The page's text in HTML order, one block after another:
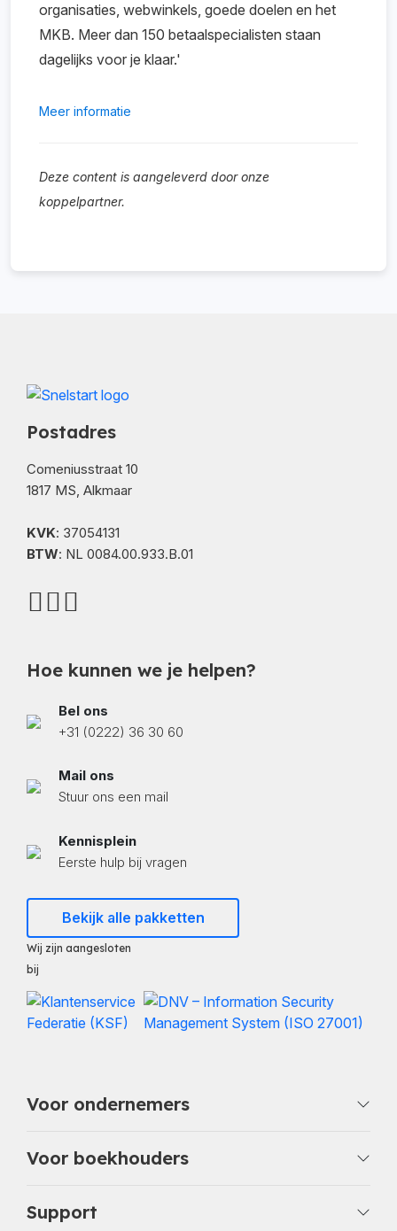
organisaties, webwinkels, goede doelen en het
MKB. Meer dan 150 betaalspecialisten staan
dagelijks voor je klaar.'
Meer informatie
Deze content is aangeleverd door onze
koppelpartner.
Postadres
Comeniusstraat 10
1817 MS, Alkmaar
KVK: 37054131
BTW: NL 0084.00.933.B.01
Hoe kunnen we je helpen?
Bel ons
+31 (0222) 36 30 60
Mail ons
Stuur ons een mail
Kennisplein
Eerste hulp bij vragen
Bekijk alle pakketten
Wij zijn aangesloten
bij
Voor ondernemers
Voor boekhouders
Support